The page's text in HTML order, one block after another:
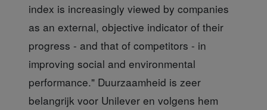
index is increasingly viewed by companies
as an external, objective indicator of their
progress - and that of competitors - in
improving social and environmental
performance." Duurzaamheid is zeer
belangrijk voor Unilever en volgens hem